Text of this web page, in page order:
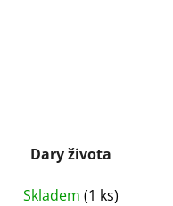
Dary života
Skladem (1 ks)